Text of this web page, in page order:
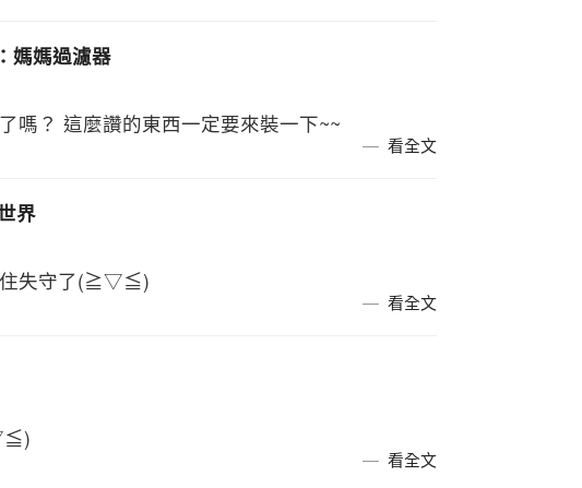
媽媽過濾器
嗎？ 這麼讚的東西一定要來裝一下~~
看全文
界
住失守了(≧▽≦)
看全文
看全文